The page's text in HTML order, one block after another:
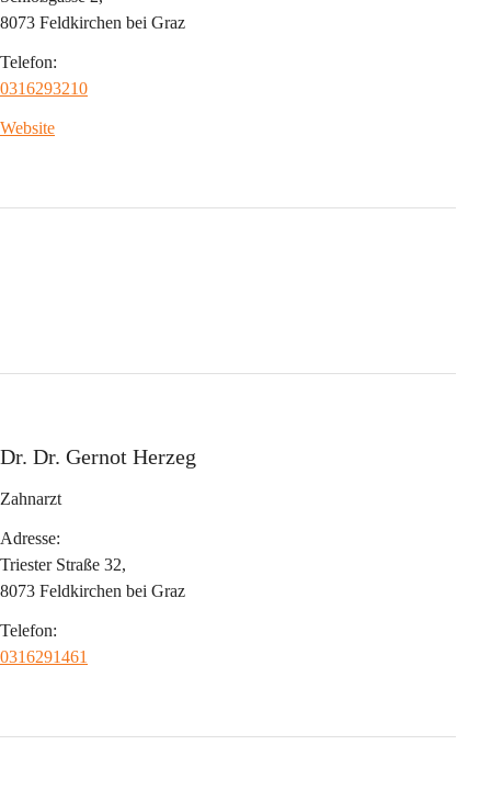
8073 Feldkirchen bei Graz
Telefon:
0316293210
Website
Dr. Dr. Gernot Herzeg
Zahnarzt
Adresse:
Triester Straße 32,
8073 Feldkirchen bei Graz
Telefon:
0316291461